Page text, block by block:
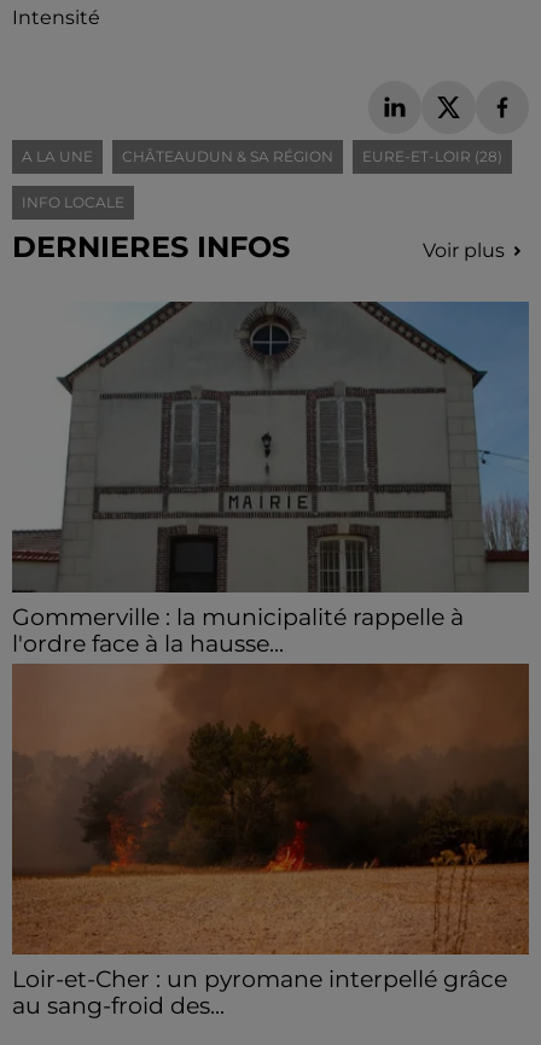
Intensité
A LA UNE CHÂTEAUDUN & SA RÉGION EURE-ET-LOIR (28)
INFO LOCALE
DERNIERES INFOS Voir plus
Gommerville : la municipalité rappelle à
l'ordre face à la hausse...
Incrustation de déchets, déjections sur les sites
hausse des incivilités, la mairie de Gommerville
hausse...
Loir-et-Cher : un pyromane interpellé grâce
au sang-froid des...